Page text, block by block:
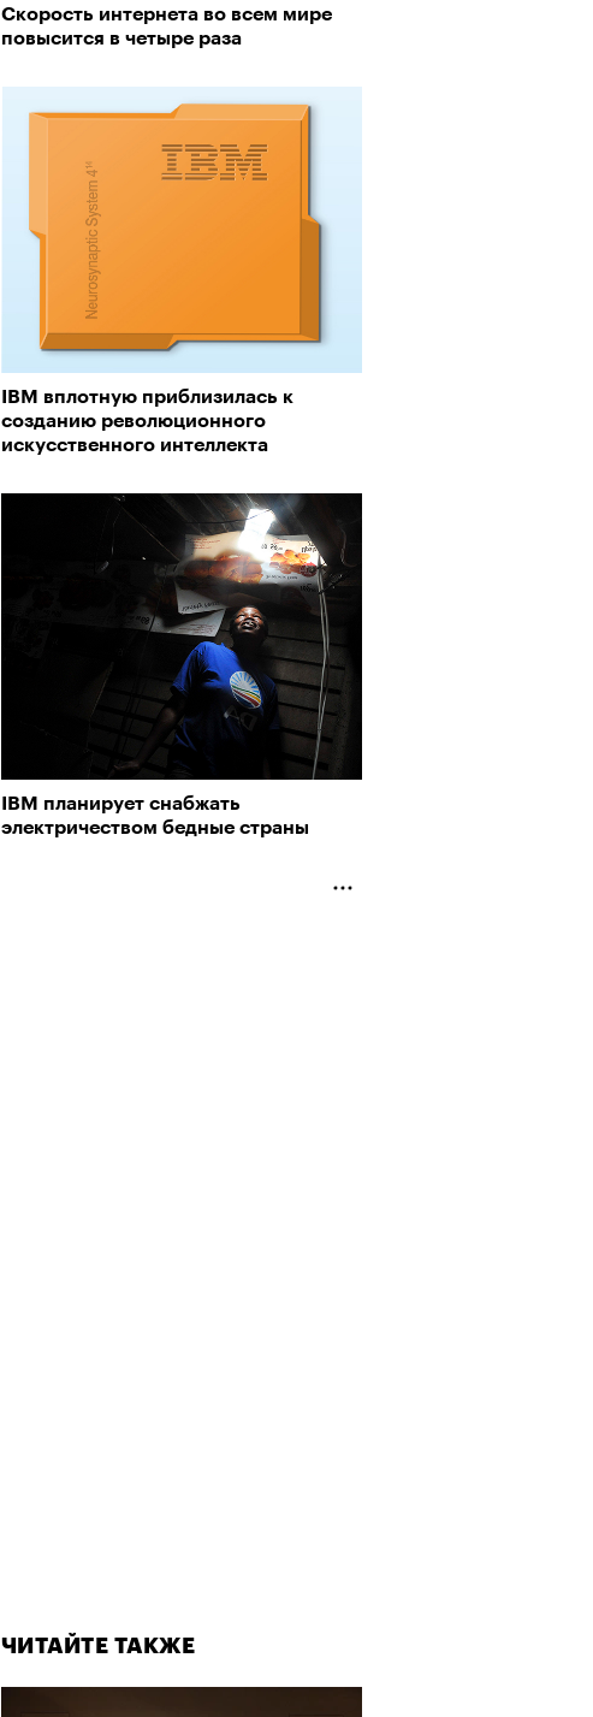
Скорость интернета во всем мире
повысится в четыре раза
IBM вплотную приблизилась к
созданию революционного
искусственного интеллекта
IBM планирует снабжать
электричеством бедные страны
ЧИТАЙТЕ ТАКЖЕ
Локарно-2025: объединение двух
Корей и мир, в котором нет
взрослых
Локарно-2025: перестрелки в
бассейне и горизонтальные танцы в